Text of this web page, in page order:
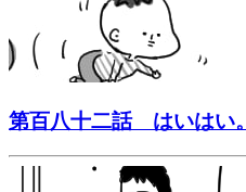
第百八十二話 はいはい。